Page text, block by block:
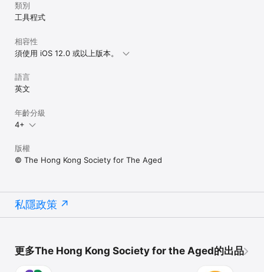
類別
工具程式
相容性
須使用 iOS 12.0 或以上版本。
語言
英文
年齡分級
4+
版權
© The Hong Kong Society for The Aged
私隱政策
更多The Hong Kong Society for the Aged的出品